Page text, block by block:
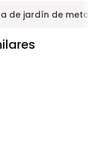
de jardín de